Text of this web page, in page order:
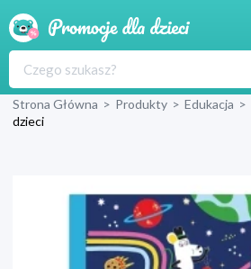
Produkty
Blog
Wyprawka
Strona Główna > Produkty > Edukacja >
dzieci